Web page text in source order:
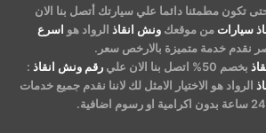
تكون مطمئنا دائما علي سيارتك أتصل بنا الان
سيارات من موقعك ونش انقاذ الرواد هو اسرع
نقدم خدمة متميزة بالارخص سعر.
بخصم 50% اتصل بنا الان علي رقم ونش انقاذ :
الرواد هو الاختيار الامثل لك لاننا نقدم جميع خدمات